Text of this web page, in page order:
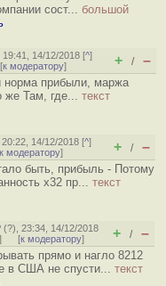
сост... большой
19:41, 14/12/2018 [^]
к модератору] + / –
норма прибыли, маржа
же Там, где... текст
20:22, 14/12/2018 [^]
к модератору] + / –
быть, прибыль - Потому
x32 пр... текст
(?), 23:34, 14/12/2018
] [к модератору] + / –
прямо и нагло 8212
в США не спусти... текст